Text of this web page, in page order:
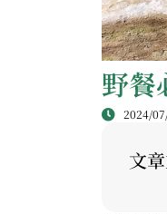
野餐
2024/
文